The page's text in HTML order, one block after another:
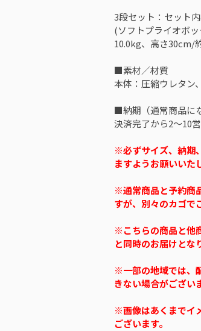
3段セット：セット
(ソフトプライオボ
10.0kg、高さ30cm/
■素材／材質
本体：圧縮ウレタン
■納期（通常商品に
決済完了から2〜10
※必ずサイズ、納期
ますようお願いいた
※通常商品と予約商
すが、別々のカゴで
※こちらの商品と他
と同時のお届けとな
※一部の地域では、
きない場合がござい
※画像はあくまでイ
ございます。